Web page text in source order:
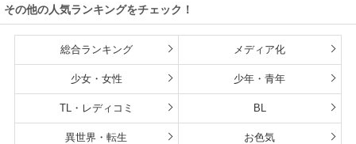
くれない件～
その他の人気ランキングをチェック！
総合ランキング メディア化
少女・女性 少年・青年
TL・レディコミ BL
異世界・転生 お色気